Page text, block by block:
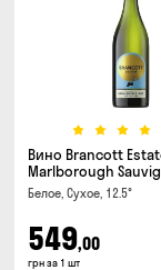
Вино Brancott
Marlborough
0.75л
Белое, Сухое, 12.5°
549,00
грн за 1 шт